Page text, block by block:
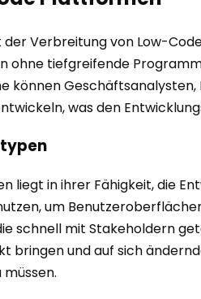
Verbreitung von Low-
ohne tiefgreifende
was den
in ihrer Fähigkeit, die
um
schnell mit Stakeholdern
bringen und auf sich